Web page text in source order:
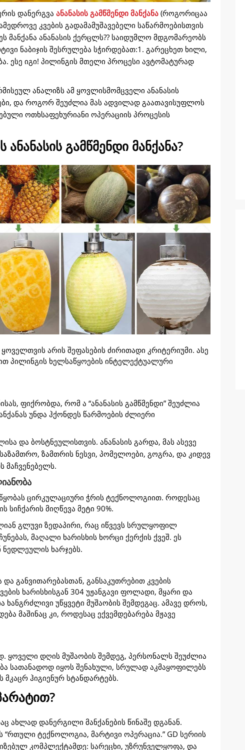
დანერგვა ანანასის გამწმენდი მანქანა (როგორიცაა
კვების გადამამუშავებელი საწარმოებისთვის
ანანასის ქერცლს?? საიდუმლო მდგომარეობს
ნაბიჯის შესრულება სჭირდებათ:1. გარეცხეთ ხილი,
ესე იგი! პილინგის მთელი პროცესი ავტომატურად
ანალიზს ამ ყოვლისმომცველი ანანასის
და როგორ შეუძლია მას ადვილად გაათავისუფლოს
ოთხსაფეხურიანი ოპერაციის პროცესის
გამწმენდი მანქანა?
ყოველთვის არის შეფასების ძირითადი კრიტერიუმი. ასე
პილინგის ხელსაწყოების ინტელექტუალური
ფიქრობდა, რომ ა “ანანასის გამწმენდი” შეუძლია
უნდა ჰქონდეს წარმოების ძლიერი
და ბოსტნეულისთვის. ანანასის გარდა, მას ასევე
ზამთრის ნესვი, პომელოები, გოგრა, და კიდევ
მაჩვენებელს.
ცირკულაციური ჭრის ტექნოლოგიით. როდესაც
სიჩქარის მიღწევა მეტი 90%.
გლუვი ზედაპირი, რაც იწვევს სრულყოფილ
მაღალი ხარისხის ხორცი ქერქის ქვეშ. ეს
ხარჯებს.
განვითარებასთან, განსაკუთრებით კვების
ხარისხისგან 304 უჟანგავი ფოლადი, მყარი და
უწყვეტი მუშაობის შემდეგაც. ამავე დროს,
მაშინაც კი, როდესაც ექვემდებარება მჟავე
დღის მუშაობის შემდეგ, პერსონალს შეუძლია
სათანადოდ იყოს შენახული, სრულად აკმაყოფილებს
ჰიგიენურ სტანდარტებს.
დანერგილი მანქანების წინაშე დგანან.
ტექნოლოგია, მარტივი ოპერაცია.” GD სერიის
კომპლექტამდე: სარეცხი, უზრუნველყოფა, და